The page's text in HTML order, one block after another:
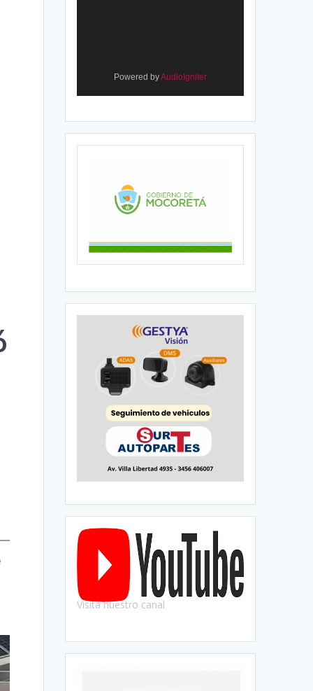
Powered byAudioIgniter
Visitá nuestro canal